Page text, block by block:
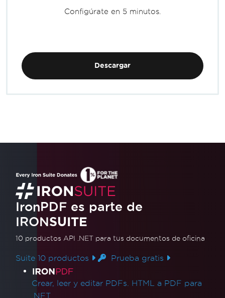
Configúrate en 5 minutos.
Descargar
IronPDF es parte de
IRONSUITE
10 productos API .NET para tus documentos de oficina
Suite 10 productos Prueba gratis
Enlaces de productos
Crear, leer y editar PDFs. HTML a PDF para
.NET.